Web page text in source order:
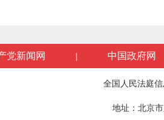
党新闻网 | 中国政府网
全国人民法庭
地址：北京